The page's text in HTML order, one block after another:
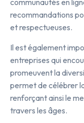
communautés en
recommandations
et respectueuses.
Il est également
entreprises qui
promeuvent la
permet de célébrer
renforçant ainsi le
travers les âges.